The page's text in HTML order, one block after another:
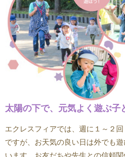
太陽の下で、元気よく遊ぶ子
エクレスフィアでは、週に１～２
ですが、お天気の良い日は外でも
います。お友だちや先生との信頼